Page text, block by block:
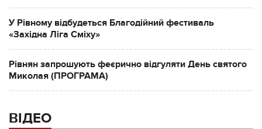
У Рівному відбудеться Благодійний фестиваль
«Західна Ліга Сміху»
Рівнян запрошують феєрично відгуляти День святого
Миколая (ПРОГРАМА)
ВІДЕО